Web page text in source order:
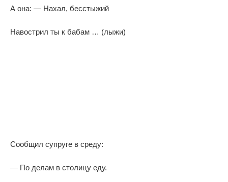
А она: — Нахал, бесстыжий
Навострил ты к бабам … (лыжи)
Сообщил супруге в среду:
— По делам в столицу еду.